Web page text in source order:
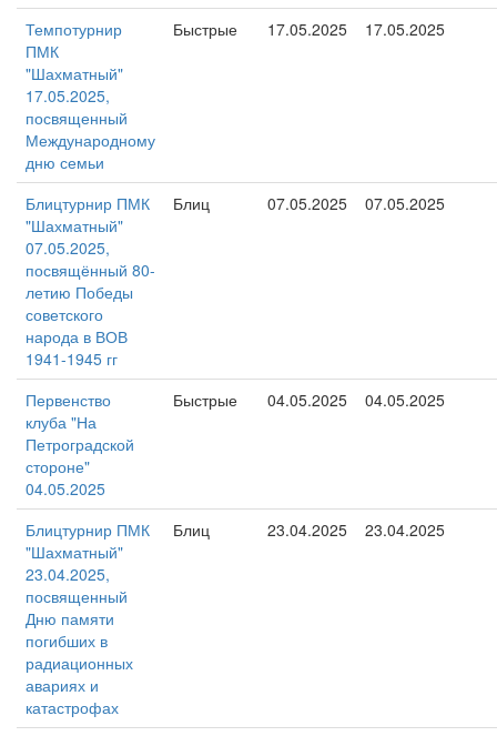
Темпотурнир
ПМК
"Шахматный"
17.05.2025,
посвященный
Международному
дню семьи
Быстрые 17.05.2025 17.05.2025
Блицтурнир ПМК
"Шахматный"
07.05.2025,
посвящённый 80-
летию Победы
советского
народа в ВОВ
1941-1945 гг
Блиц 07.05.2025 07.05.2025
Первенство
клуба "На
Петроградской
стороне"
04.05.2025
Быстрые 04.05.2025 04.05.2025
Блицтурнир ПМК
"Шахматный"
23.04.2025,
посвященный
Дню памяти
погибших в
радиационных
авариях и
катастрофах
Блиц 23.04.2025 23.04.2025